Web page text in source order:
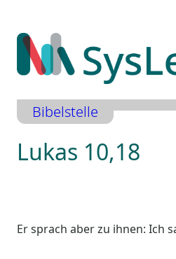
Inhalt
springen
Bibelstelle
Lukas 10,18
Er sprach aber zu ihnen: Ich